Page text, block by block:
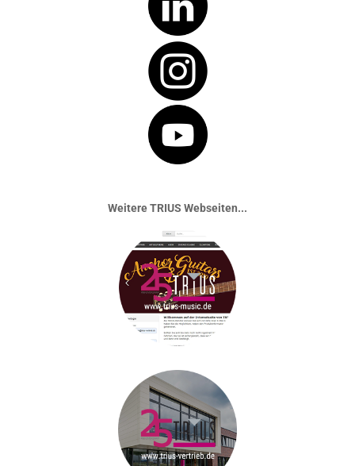
Weitere TRIUS Webseiten...